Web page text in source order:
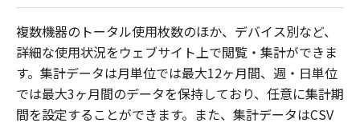
複数機器のトータル使用枚数のほか、デバイス別など、
詳細な使用状況をウェブサイト上で閲覧・集計ができま
す。集計データは月単位では最大12ヶ月間、週・日単位
では最大3ヶ月間のデータを保持しており、任意に集計期
間を設定することができます。また、集計データはCSV